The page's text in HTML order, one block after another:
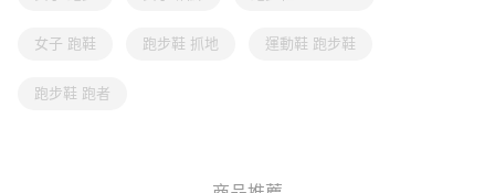
女子 跑鞋 跑步鞋 抓地 運動鞋 跑步鞋
跑步鞋 跑者